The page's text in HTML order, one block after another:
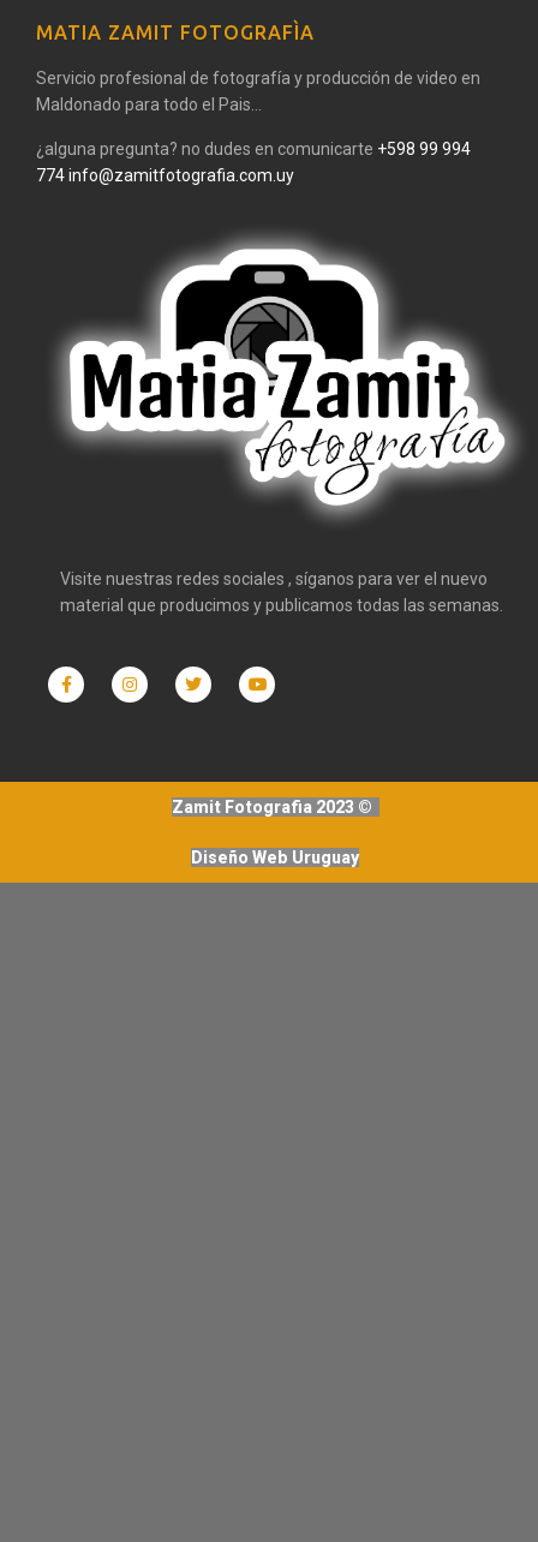
MATIA ZAMIT FOTOGRAFÌA
Servicio profesional de fotografía y producción de video en
Maldonado para todo el Pais...
¿alguna pregunta? no dudes en comunicarte +598 99 994
774info@zamitfotografia.com.uy
Visite nuestras redes sociales , síganos para ver el nuevo
material que producimos y publicamos todas las semanas.
Zamit Fotografia 2023 ©
Diseño Web Uruguay